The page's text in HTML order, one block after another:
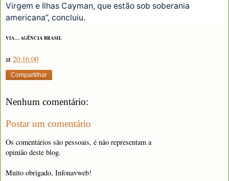
Virgem e Ilhas Cayman, que estão sob soberania
americana”, concluiu.
VIA… AGÊNCIA BRASIL
at 20:16:00
Compartilhar
Nenhum comentário:
Postar um comentário
Os comentários são pessoais, é não representam a
opinião deste blog.
Muito obrigado, Infonavweb!